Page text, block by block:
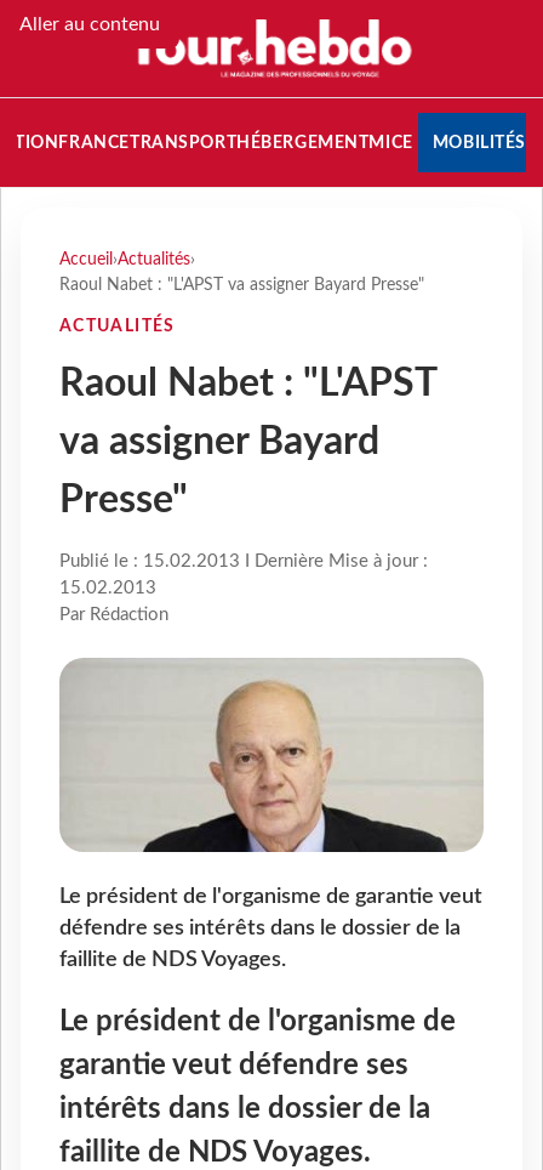
Aller au contenu
FRANCETRANSPORT HÉBERGEMENTMICE MOBILITÉS
Accueil ›Actualités›
Raoul Nabet : "L'APST va assigner Bayard Presse"
ACTUALITÉS
Raoul Nabet : "L'APST
va assigner Bayard
Presse"
Publié le : 15.02.2013 I Dernière Mise à jour :
15.02.2013
Par Rédaction
Le président de l'organisme de garantie veut
défendre ses intérêts dans le dossier de la
faillite de NDS Voyages.
Le président de l'organisme de
garantie veut défendre ses
intérêts dans le dossier de la
faillite de NDS Voyages.